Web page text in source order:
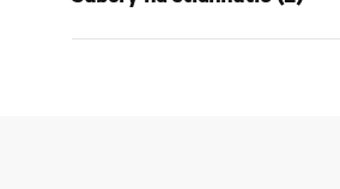
Spôsob montáže
Farba